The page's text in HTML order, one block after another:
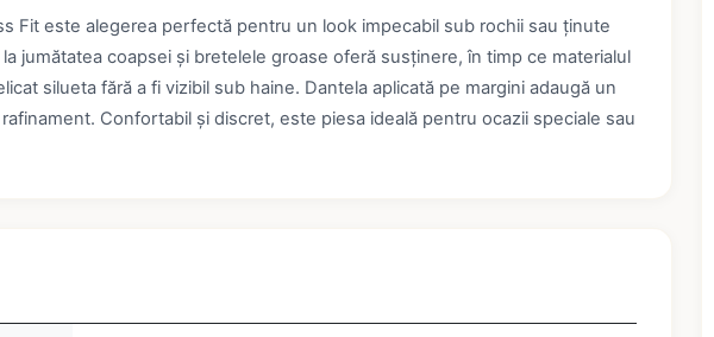
Fit este alegerea perfectă pentru un look impecabil sub rochii sau ținute
la jumătatea coapsei și bretelele groase oferă susținere, în timp ce materialul
silueta fără a fi vizibil sub haine. Dantela aplicată pe margini adaugă un
Confortabil și discret, este piesa ideală pentru ocazii speciale sau